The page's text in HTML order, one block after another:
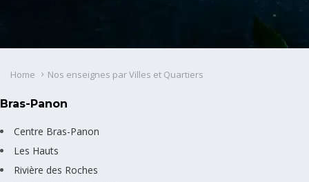
Home Nos enseignes par Villes et Quartiers
Bras-Panon
Centre Bras-Panon
Les Hauts
Rivière des Roches